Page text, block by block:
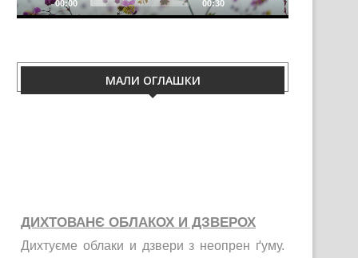
00:00 00:30
МАЛИ ОГЛАШКИ